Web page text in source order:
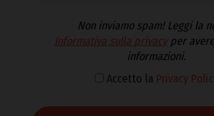
Non inviamo spam! Leggi la
Informativa sulla privacyper
informazioni.
Accetto la Privacy